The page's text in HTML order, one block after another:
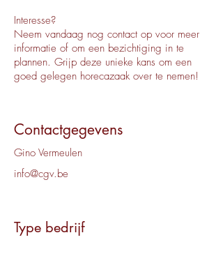
Interesse?
Neem vandaag nog contact op voor meer
informatie of om een bezichtiging in te
plannen. Grijp deze unieke kans om een
goed gelegen horecazaak over te nemen!
Contactgegevens
Gino Vermeulen
info@cgv.be
Type bedrijf